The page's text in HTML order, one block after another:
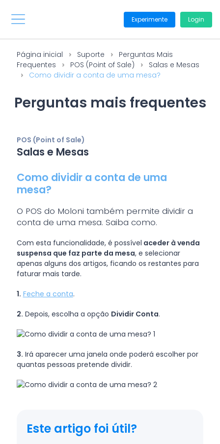
Experimente Login
Página inicial Suporte
Perguntas Mais
Frequentes
POS (Point of Sale)
Salas e Mesas
Como dividir a conta de uma mesa?
Perguntas mais frequentes
POS (Point of Sale)
Salas e Mesas
Como dividir a conta de uma
mesa?
O POS do Moloni também permite dividir a
conta de uma mesa. Saiba como.
Com esta funcionalidade, é possível aceder à venda
suspensa que faz parte da mesa, e selecionar
apenas alguns dos artigos, ficando os restantes para
faturar mais tarde.
1. Feche a conta.
2. Depois, escolha a opção Dividir Conta.
3. Irá aparecer uma janela onde poderá escolher por
quantas pessoas pretende dividir.
Este artigo foi útil?